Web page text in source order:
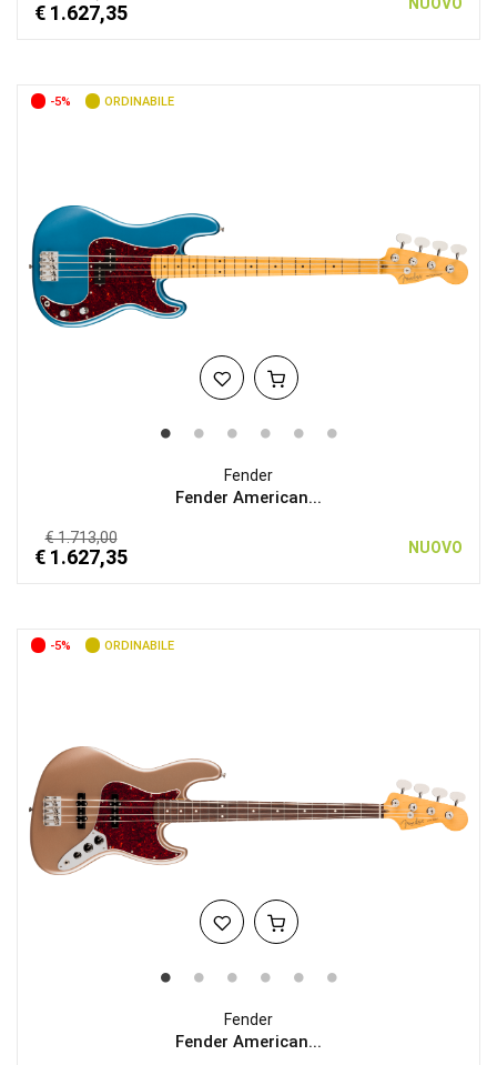
€ 1.627,35
-5% ORDINABILE
Fender
Fender American...
€ 1.713,00
€ 1.627,35 NUOVO
-5% ORDINABILE
Fender
Fender American...